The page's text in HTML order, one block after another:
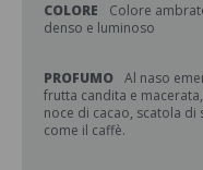
COLORE
Colore
denso e luminoso
PROFUMO Al naso
frutta candita e
noce di cacao, scatola
come il caffè.